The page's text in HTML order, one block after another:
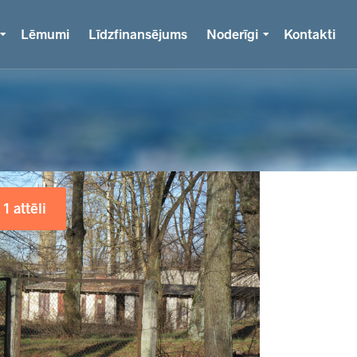
Lēmumi Līdzfinansējums Noderīgi Kontakti
1 attēli